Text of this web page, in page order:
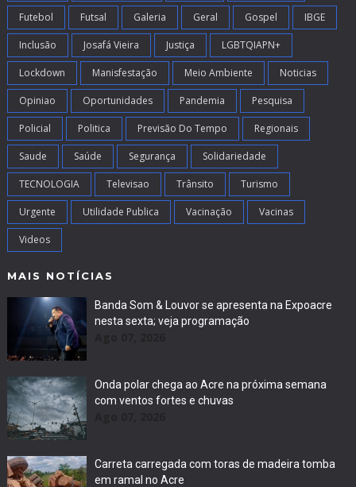
Futebol Futsal Galeria Geral Gospel IBGE
Inclusão Josafá Vieira Justiça LGBTQIAPN+
Lockdown Manisfestação Meio Ambiente Noticias
Opiniao Oportunidades Pandemia Pesquisa
Policial Politica Previsão Do Tempo Regionais
Saude Saúde Segurança Solidariedade
TECNOLOGIA Televisao Trânsito Turismo
Urgente Utilidade Publica Vacinação Vacinas
Videos
MAIS NOTÍCIAS
Banda Som & Louvor se apresenta na Expoacre
nesta sexta; veja programação
Onda polar chega ao Acre na próxima semana
com ventos fortes e chuvas
Carreta carregada com toras de madeira tomba
em ramal no Acre